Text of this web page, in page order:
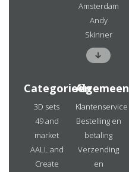
Amsterdam
Andy
Skinner
Categorieën
3D sets
49 and
market
AALL and
Create
Algemeen
Klantenservice
Bestelling en
betaling
Verzending
en